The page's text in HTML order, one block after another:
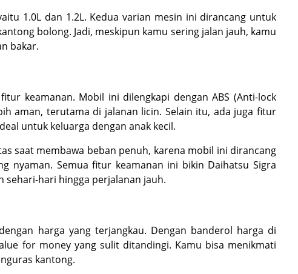
1.0L dan 1.2L. Kedua varian mesin ini dirancang untuk
bolong. Jadi, meskipun kamu sering jalan jauh, kamu
bakar.
keamanan. Mobil ini dilengkapi dengan ABS (Anti-lock
aman, terutama di jalanan licin. Selain itu, ada juga fitur
untuk keluarga dengan anak kecil.
saat membawa beban penuh, karena mobil ini dirancang
nyaman. Semua fitur keamanan ini bikin Daihatsu Sigra
sehari-hari hingga perjalanan jauh.
harga yang terjangkau. Dengan banderol harga di
for money yang sulit ditandingi. Kamu bisa menikmati
kantong.